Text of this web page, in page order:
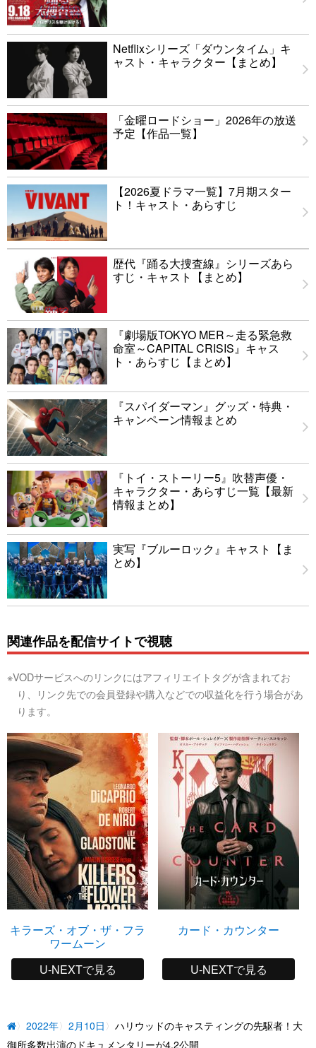
Netflixシリーズ「ダウンタイム」キ
ャスト・キャラクター【まとめ】
「金曜ロードショー」2026年の放送
予定【作品一覧】
【2026夏ドラマ一覧】7月期スター
ト！キャスト・あらすじ
歴代『踊る大捜査線』シリーズあら
すじ・キャスト【まとめ】
『劇場版TOKYO MER～走る緊急救
命室～CAPITAL CRISIS』キャス
ト・あらすじ【まとめ】
『スパイダーマン』グッズ・特典・
キャンペーン情報まとめ
『トイ・ストーリー5』吹替声優・
キャラクター・あらすじ一覧【最新
情報まとめ】
実写『ブルーロック』キャスト【ま
とめ】
関連作品を配信サイトで視聴
※VODサービスへのリンクにはアフィリエイトタグが含まれてお
り、リンク先での会員登録や購入などでの収益化を行う場合があ
ります。
キラーズ・オブ・ザ・フラ
ワームーン
U-NEXTで見る
カード・カウンター
U-NEXTで見る
2022年 2月10日
ハリウッドのキャスティングの先駆者！大
御所多数出演のドキュメンタリーが4.2公開